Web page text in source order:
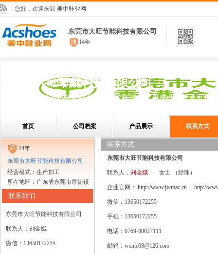
您好，欢迎来到 美中鞋业网
东莞市大旺节能科技有限公司
14年
东莞市大旺节能科技有限公司
水性刷胶机,油性刷胶机,刷处理剂机,打胶机,黄胶机,补胶机,配套通用工具
首页 公司档案 产品展示 联系方式
14年
东莞市大旺节能科技有限公司
经营模式：生产加工
所在地区：广东省东莞市厚街镇
联系我们
东莞市大旺节能科技有限公司
联系人：刘金娥
微信：13650172255
联系方式
东莞市大旺节能科技有限公司
联系人： 刘金娥 女士 （经理）
企业官网： http://www.jwmac.cn http://
微信：13650172255
手机：13650172255
电话：0769-88027111
邮箱：wante08@126.com